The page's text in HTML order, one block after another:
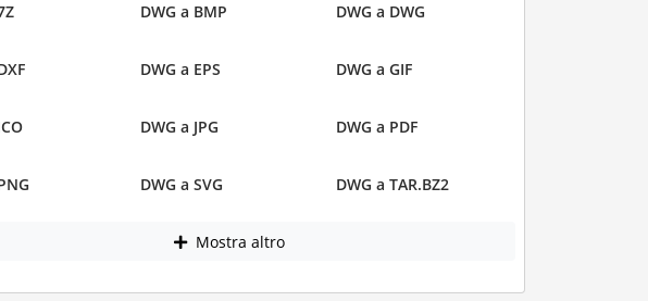
DWG a BMP DWG a DWG
DWG a EPS DWG a GIF
DWG a JPG DWG a PDF
DWG a SVG DWG a TAR.BZ2
Mostra altro